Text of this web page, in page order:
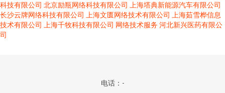
科技有限公司 北京励瓶网络科技有限公司
上海塔典新能源汽车有限公司
长沙云牌网络科技有限公司
上海文匮网络技术有限公司
上海茹雪桦信息
技术有限公司
上海千牧科技有限公司 网络技术服务 河北新兴医药有限公
司
电话：-